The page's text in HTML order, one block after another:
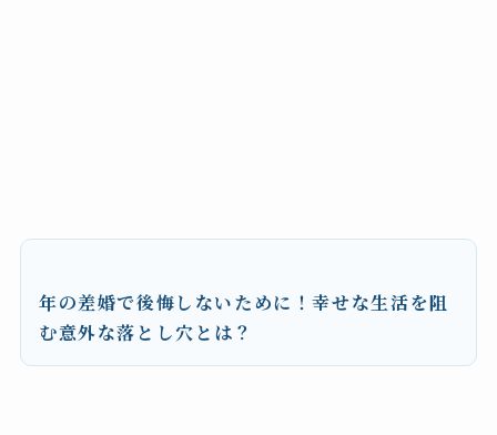
年の差婚で後悔しないために！幸せな生活を阻
む意外な落とし穴とは？